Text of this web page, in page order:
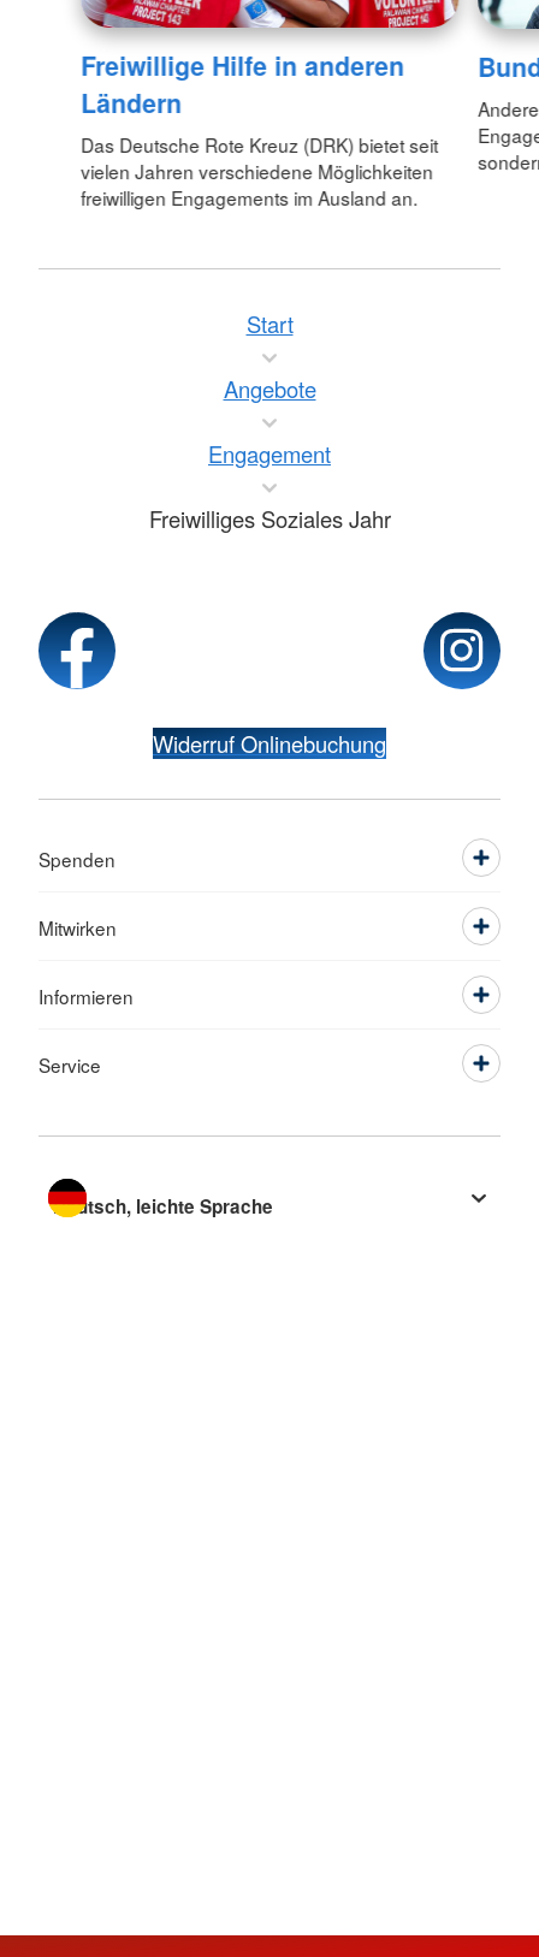
Freiwillige Hilfe in anderen
Ländern
Das Deutsche Rote Kreuz (DRK) bietet seit
vielen Jahren verschiedene Möglichkeiten
freiwilligen Engagements im Ausland an.
Start
Angebote
Engagement
Freiwilliges Soziales Jahr
Widerruf Onlinebuchung
Spenden
Mitwirken
Informieren
Service
Sprache wechseln zu